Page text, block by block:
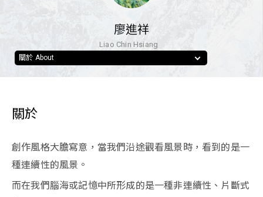
廖進祥
Liao Chin Hsiang
關於 About
關於
創作風格大膽寫意，當我們沿途觀看風景時，看到的是一
種連續性的風景。
而在我們腦海或記憶中所形成的是一種非連續性、片斷式